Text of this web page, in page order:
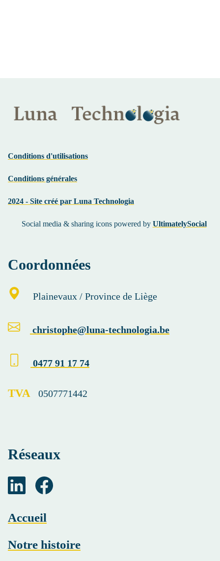
Conditions d'utilisations
Conditions générales
2024 - Site créé par Luna Technologia
Social media & sharing icons powered by UltimatelySocial
Coordonnées
Plainevaux / Province de Liège
christophe@luna-technologia.be
0477 91 17 74
TVA 0507771442
Réseaux
Accueil
Notre histoire